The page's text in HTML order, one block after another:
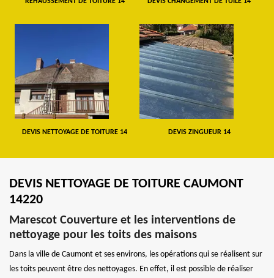
DEVIS NETTOYAGE DE TOITURE 14 DEVIS ZINGUEUR 14
DEVIS NETTOYAGE DE TOITURE CAUMONT
14220
Marescot Couverture et les interventions de
nettoyage pour les toits des maisons
Dans la ville de Caumont et ses environs, les opérations qui se réalisent sur
les toits peuvent être des nettoyages. En effet, il est possible de réaliser